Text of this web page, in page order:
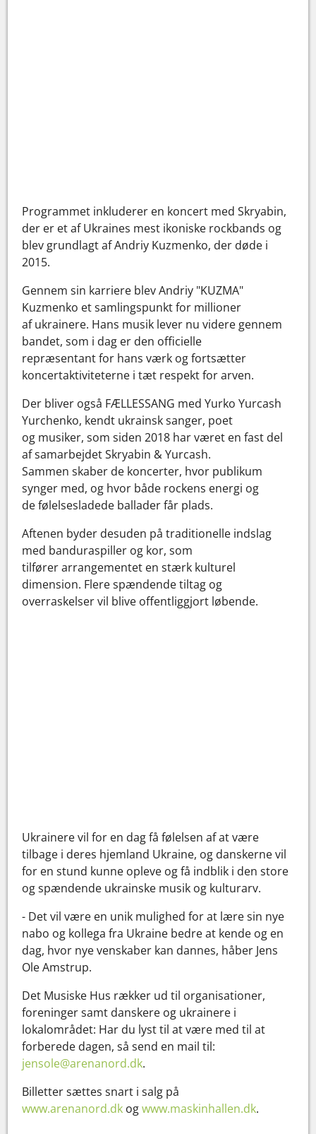
Programmet inkluderer en koncert med Skryabin,
der er et af Ukraines mest ikoniske rockbands og
blev grundlagt af Andriy Kuzmenko, der døde i
2015.
Gennem sin karriere blev Andriy "KUZMA"
Kuzmenko et samlingspunkt for millioner
af ukrainere. Hans musik lever nu videre gennem
bandet, som i dag er den officielle
repræsentant for hans værk og fortsætter
koncertaktiviteterne i tæt respekt for arven.
Der bliver også FÆLLESSANG med Yurko Yurcash
Yurchenko, kendt ukrainsk sanger, poet
og musiker, som siden 2018 har været en fast del
af samarbejdet Skryabin & Yurcash.
Sammen skaber de koncerter, hvor publikum
synger med, og hvor både rockens energi og
de følelsesladede ballader får plads.
Aftenen byder desuden på traditionelle indslag
med banduraspiller og kor, som
tilfører arrangementet en stærk kulturel
dimension. Flere spændende tiltag og
overraskelser vil blive offentliggjort løbende.
Ukrainere vil for en dag få følelsen af at være
tilbage i deres hjemland Ukraine, og danskerne vil
for en stund kunne opleve og få indblik i den store
og spændende ukrainske musik og kulturarv.
- Det vil være en unik mulighed for at lære sin nye
nabo og kollega fra Ukraine bedre at kende og en
dag, hvor nye venskaber kan dannes, håber Jens
Ole Amstrup.
Det Musiske Hus rækker ud til organisationer,
foreninger samt danskere og ukrainere i
lokalområdet: Har du lyst til at være med til at
forberede dagen, så send en mail til:
jensole@arenanord.dk.
Billetter sættes snart i salg på
www.arenanord.dk ogwww.maskinhallen.dk.